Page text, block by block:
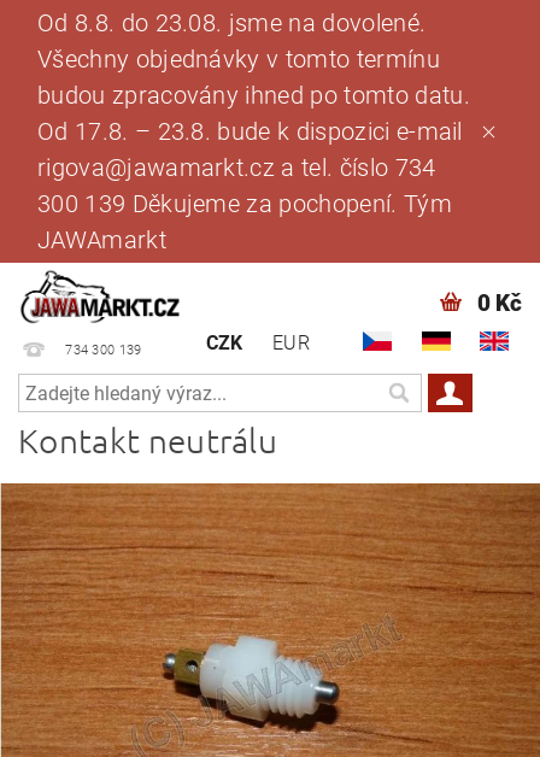
Od 8.8. do 23.08. jsme na dovolené.
Všechny objednávky v tomto termínu
budou zpracovány ihned po tomto datu.
Od 17.8. – 23.8. bude k dispozici e-mail
rigova@jawamarkt.cz a tel. číslo 734
300 139 Děkujeme za pochopení. Tým
JAWAmarkt
734 300 139 CZK EUR
0 Kč
Kontakt neutrálu